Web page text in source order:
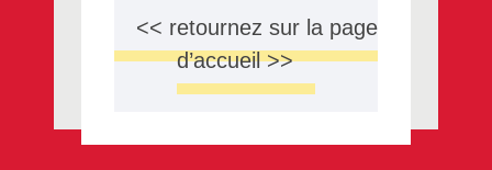
<< retournez sur la page
d’accueil >>